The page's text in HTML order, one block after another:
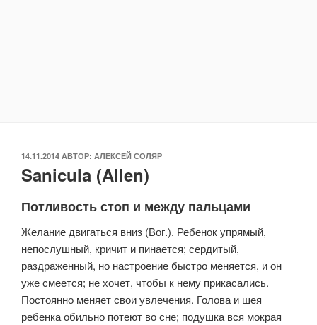
ОПУБЛИКОВАНО
14.11.2014 АВТОР: АЛЕКСЕЙ СОЛЯР
Sanicula (Allen)
Потливость стоп и между пальцами
Желание двигаться вниз (Вог.). Ребенок упрямый,
непослушный, кричит и пинается; сердитый,
раздраженный, но настроение быстро меняется, и он
уже смеется; не хочет, чтобы к нему прикасались.
Постоянно меняет свои увлечения. Голова и шея
ребенка обильно потеют во сне; подушка вся мокрая